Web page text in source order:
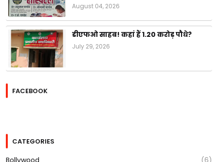
August 04, 2026
डीएफओ साहब! कहां हैं 1.20 करोड़ पौधे?
July 29, 2026
FACEBOOK
CATEGORIES